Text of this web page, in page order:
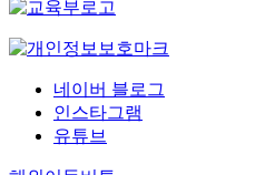
네이버 블로그
인스타그램
유튜브